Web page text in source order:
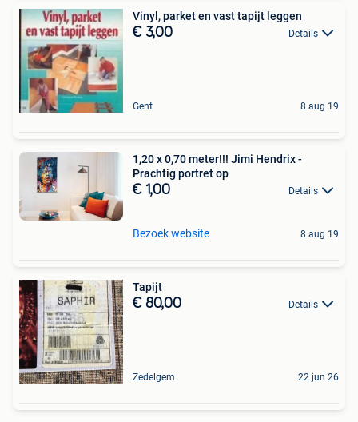
Vinyl, parket en vast tapijt leggen
€ 3,00 Details
Gent 8 aug 19
1,20 x 0,70 meter!!! Jimi Hendrix -
Prachtig portret op
€ 1,00 Details
Bezoek website 8 aug 19
Tapijt
€ 80,00 Details
Zedelgem 22 jun 26